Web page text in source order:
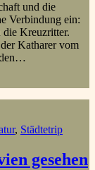
und die
Verbindung ein:
Kreuzritter.
Katharer vom
, Städtetrip
gesehen